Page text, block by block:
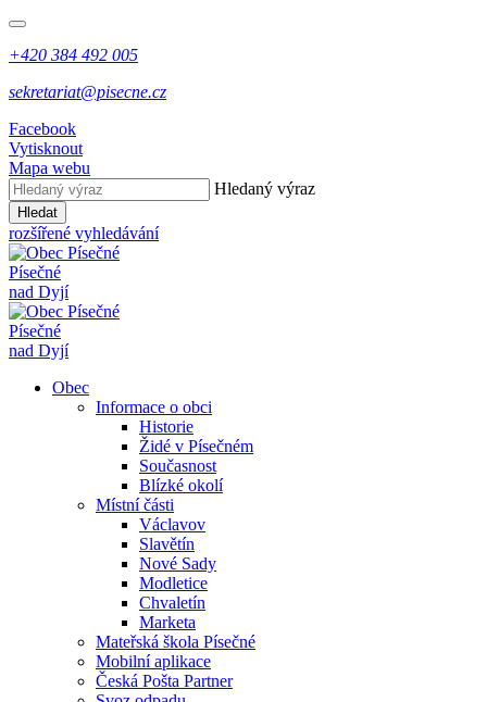
+420 384 492 005
sekretariat@pisecne.cz
Facebook
Vytisknout
Mapa webu
Hledaný výraz
Hledat
rozšířené vyhledávání
Písečné
nad Dyjí
Písečné
nad Dyjí
Obec
Informace o obci
Historie
Židé v Písečném
Současnost
Blízké okolí
Místní části
Václavov
Slavětín
Nové Sady
Modletice
Chvaletín
Marketa
Mateřská škola Písečné
Mobilní aplikace
Česká Pošta Partner